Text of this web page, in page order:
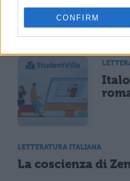
CONFIRM
LETTERATURA ITALIANA
La coscienza di